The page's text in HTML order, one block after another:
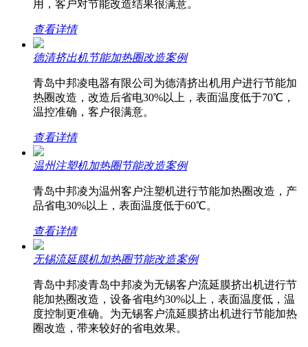
用，客户对节能改造结果很满意。
查看详情
德清挤出机节能加热圈改造案例
青岛中邦凌电器有限公司为德清挤出机用户进行节能加
热圈改造，改造后省电30%以上，表面温度低于70℃，
温控准确，客户很满意。
查看详情
温州注塑机加热圈节能改造案例
青岛中邦凌为温州客户注塑机进行节能加热圈改造，产
品省电30%以上，表面温度低于60℃。
查看详情
无锡流延膜机加热圈节能改造案例
青岛中邦凌青岛中邦凌为无锡客户流延膜挤出机进行节
能加热圈改造，设备省电约30%以上，表面温度低，温
度控制更准确。为无锡客户流延膜挤出机进行节能加热
圈改造，带来较好的省电效果。